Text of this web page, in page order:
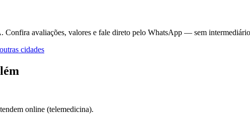
Confira avaliações, valores e fale direto pelo WhatsApp — sem
cidades
online (telemedicina).